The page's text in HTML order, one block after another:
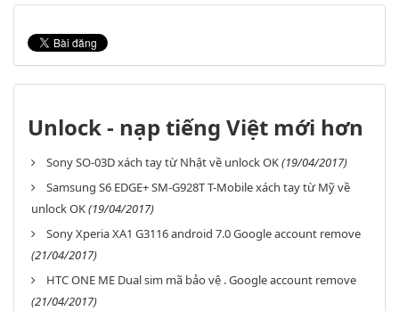
Unlock - nạp tiếng Việt mới hơn
Sony SO-03D xách tay từ Nhật về unlock OK(19/04/2017)
Samsung S6 EDGE+ SM-G928T T-Mobile xách tay từ Mỹ về
unlock OK(19/04/2017)
Sony Xperia XA1 G3116 android 7.0 Google account remove
(21/04/2017)
HTC ONE ME Dual sim mã bảo vệ . Google account remove
(21/04/2017)